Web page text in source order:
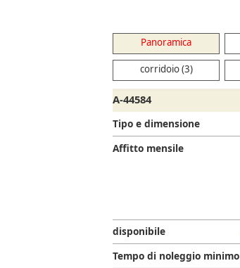
Panoramica
corridoio (3)
A-44584
Tipo e dimensione
Affitto mensile
disponibile
Tempo di noleggio minimo